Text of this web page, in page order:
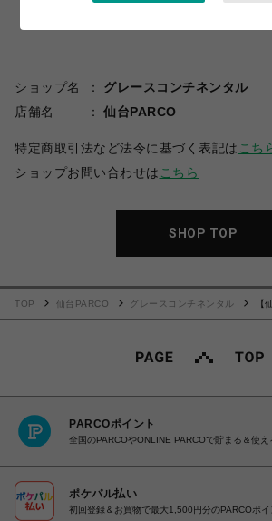
ショップ名
グレースコンチネンタル
店舗名
仙台PARCO
特定商取引法など法令に基づく表記は こち
ショップお問い合わせは こちら
SHOP TOP
TOP 仙台PARCO グレースコンチネンタル
【
PARCOポイント
全国のPARCOやONLINE PARCOで貯まる＆使え
ポケパル払い
初回登録＆お買物で最大1,500円分のPARCOポイ